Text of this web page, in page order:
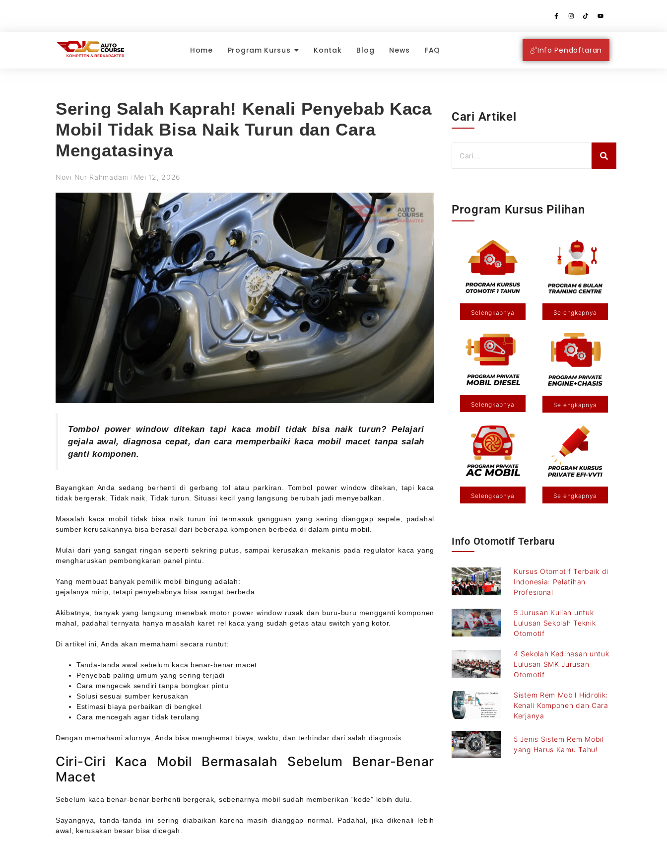
Home Program Kursus Kontak Blog News FAQ Info Pendaftaran
Sering Salah Kaprah! Kenali Penyebab Kaca
Mobil Tidak Bisa Naik Turun dan Cara
Mengatasinya
Novi Nur Rahmadani Mei 12, 2026
Tombol power window ditekan tapi kaca mobil tidak bisa naik turun? Pelajari
gejala awal, diagnosa cepat, dan cara memperbaiki kaca mobil macet tanpa salah
ganti komponen.
Bayangkan Anda sedang berhenti di gerbang tol atau parkiran. Tombol power window ditekan, tapi kaca
tidak bergerak. Tidak naik. Tidak turun. Situasi kecil yang langsung berubah jadi menyebalkan.
Masalah kaca mobil tidak bisa naik turun ini termasuk gangguan yang sering dianggap sepele, padahal
sumber kerusakannya bisa berasal dari beberapa komponen berbeda di dalam pintu mobil.
Mulai dari yang sangat ringan seperti sekring putus, sampai kerusakan mekanis pada regulator kaca yang
mengharuskan pembongkaran panel pintu.
Yang membuat banyak pemilik mobil bingung adalah:
gejalanya mirip, tetapi penyebabnya bisa sangat berbeda.
Akibatnya, banyak yang langsung menebak motor power window rusak dan buru-buru mengganti komponen
mahal, padahal ternyata hanya masalah karet rel kaca yang sudah getas atau switch yang kotor.
Di artikel ini, Anda akan memahami secara runtut:
Tanda-tanda awal sebelum kaca benar-benar macet
Penyebab paling umum yang sering terjadi
Cara mengecek sendiri tanpa bongkar pintu
Solusi sesuai sumber kerusakan
Estimasi biaya perbaikan di bengkel
Cara mencegah agar tidak terulang
Dengan memahami alurnya, Anda bisa menghemat biaya, waktu, dan terhindar dari salah diagnosis.
Ciri-Ciri Kaca Mobil Bermasalah Sebelum Benar-Benar
Macet
Sebelum kaca benar-benar berhenti bergerak, sebenarnya mobil sudah memberikan “kode” lebih dulu.
Sayangnya, tanda-tanda ini sering diabaikan karena masih dianggap normal. Padahal, jika dikenali lebih
awal, kerusakan besar bisa dicegah.
Cari Artikel
Program Kursus Pilihan
Selengkapnya Selengkapnya
Selengkapnya Selengkapnya
Selengkapnya Selengkapnya
Info Otomotif Terbaru
Kursus Otomotif Terbaik di
Indonesia: Pelatihan
Profesional
5 Jurusan Kuliah untuk
Lulusan Sekolah Teknik
Otomotif
4 Sekolah Kedinasan untuk
Lulusan SMK Jurusan
Otomotif
Sistem Rem Mobil Hidrolik:
Kenali Komponen dan Cara
Kerjanya
5 Jenis Sistem Rem Mobil
yang Harus Kamu Tahu!